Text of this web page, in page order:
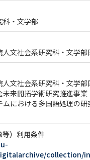
科・文学部
人文社会系研究科・文学部
人文社会系研究科・文学部
未来開拓学術研究推進事
ムにおける多国語処理の研
等）利用条件
collection/